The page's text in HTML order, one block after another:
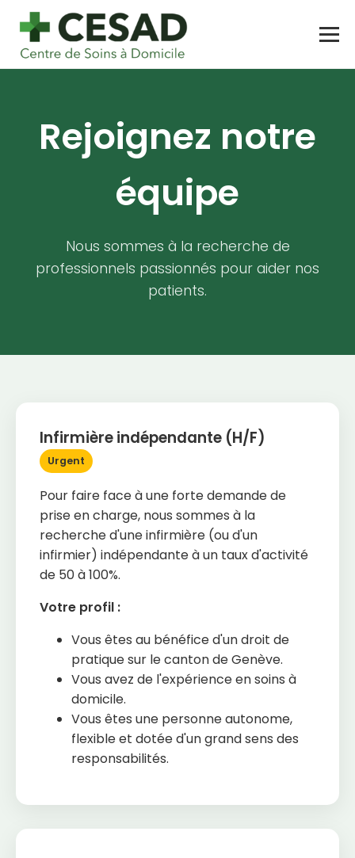
Tarifs
Recrutement
Nous Contacter
Rejoignez notre
équipe
Nous sommes à la recherche de
professionnels passionnés pour aider nos
patients.
Infirmière indépendante (H/F)
Urgent
Pour faire face à une forte demande de
prise en charge, nous sommes à la
recherche d'une infirmière (ou d'un
infirmier) indépendante à un taux d'activité
de 50 à 100%.
Votre profil :
Vous êtes au bénéfice d'un droit de
pratique sur le canton de Genève.
Vous avez de l'expérience en soins à
domicile.
Vous êtes une personne autonome,
flexible et dotée d'un grand sens des
responsabilités.